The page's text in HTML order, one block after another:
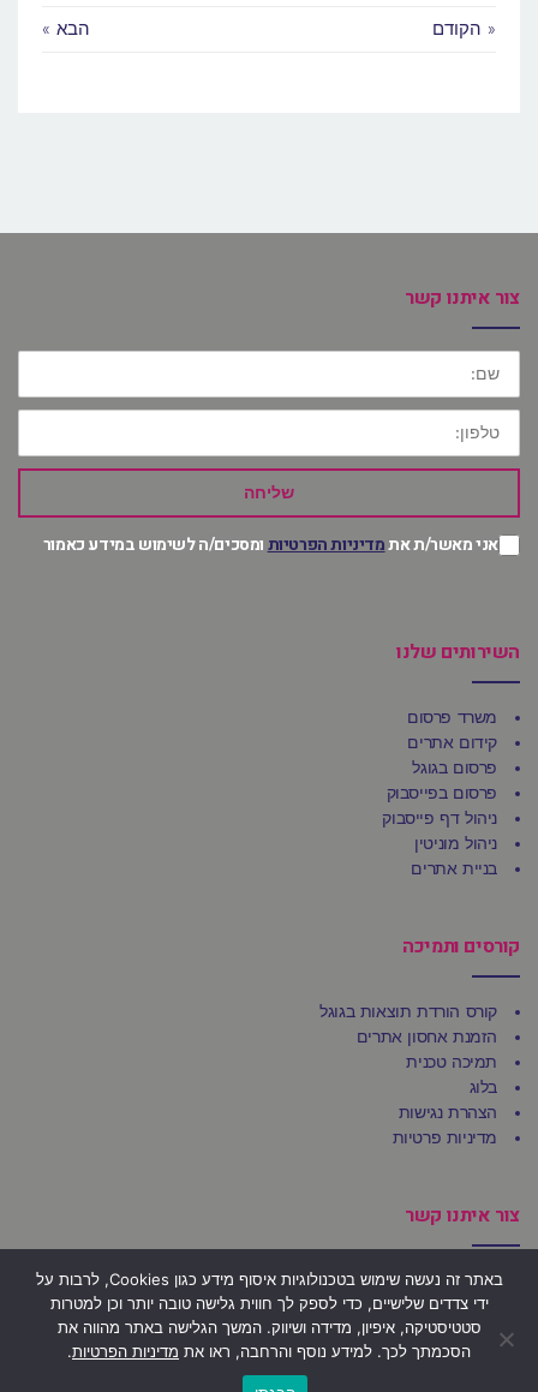
« הקודם הבא »
צור איתנו קשר
שם:
טלפון:
שליחה
אני מאשר/ת אתמדיניות הפרטיותומסכים/ה לשימוש במידע כאמור
השירותים שלנו
משרד פרסום
קידום אתרים
פרסום בגוגל
פרסום בפייסבוק
ניהול דף פייסבוק
ניהול מוניטין
בניית אתרים
קורסים ותמיכה
קורס הורדת תוצאות בגוגל
הזמנת אחסון אתרים
תמיכה טכנית
בלוג
הצהרת נגישות
מדיניות פרטיות
צור איתנו קשר
משרדי Ufirst
פקס: 03-684-4803גלילה
באתר זה נעשה שימוש בטכנולוגיות איסוף מידע כגון Cookies, לרבות על
ידי צדדים שלישיים, כדי לספק לך חווית גלישה טובה יותר וכן למטרות
סטטיסטיקה, איפיון, מדידה ושיווק. המשך הגלישה באתר מהווה את
הסכמתך לכך. למידע נוסף והרחבה, ראו את מדיניות הפרטיות.